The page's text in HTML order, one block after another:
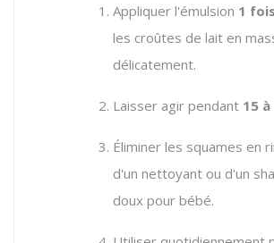
Appliquer l'émulsion 1
les croûtes de lait en
délicatement.
Laisser agir pendant 15
Éliminer les squames en
d'un nettoyant ou d'un
doux pour bébé.